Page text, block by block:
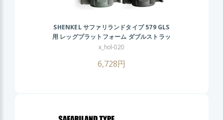
SHENKEL サファリランドタイプ 579 GLS
用 レッグプラットフォーム ダブルストラッ
プ 角度調整 (BK/TAN/OD/GY) ホルスター
x_hol-020
6,728円